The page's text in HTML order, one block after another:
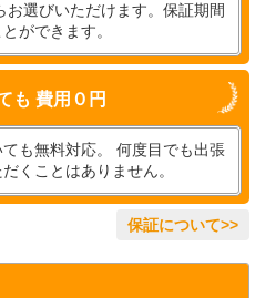
選びいただけます。保証期間
ができます。
も 費用０円
も無料対応。 何度目でも出張
くことはありません。
保証について>>